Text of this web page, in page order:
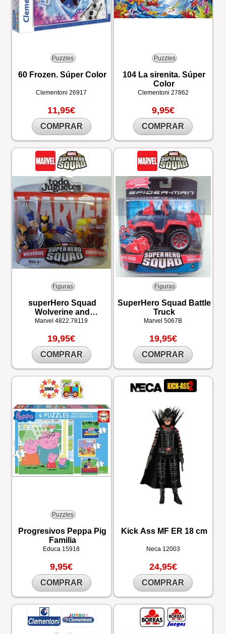
Puzzles
60 Frozen. Súper Color
Clementoni26917
11,95€
COMPRAR
Puzzles
104 La sirenita. Súper
Color
Clementoni 27862
9,95€
COMPRAR
Figuras
superHero Squad
Wolverine and
Sabertooth
Marvel4822.78119
19,95€
COMPRAR
Figuras
SuperHero Squad Battle
Truck
Marvel5067B
19,95€
COMPRAR
Puzzles
Progresivos Peppa Pig
Familia
Educa 15918
9,95€
COMPRAR
Kick Ass MF ER 18 cm
Neca 12003
24,95€
COMPRAR